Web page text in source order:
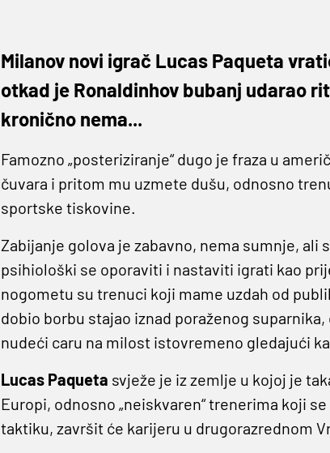
Milanov novi igrač Lucas Paqueta
otkad je Ronaldinhov bubanj udarao
kronično nema...
Famozno „posteriziranje“ dugo je fraza u
čuvara i pritom mu uzmete dušu, odnosno
sportske tiskovine.
Zabijanje golova je zabavno, nema sumnje,
psihiološki se oporaviti i nastaviti igrati kao
nogometu su trenuci koji mame uzdah od
dobio borbu stajao iznad poraženog
nudeći caru na milost istovremeno gledajući
Lucas Paqueta svježe je iz zemlje u kojoj je
Europi, odnosno „neiskvaren“ trenerima koji
taktiku, završit će karijeru u drugorazrednom